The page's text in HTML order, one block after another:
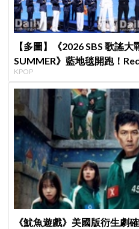
【多圖】《2026 SBS 歌謠大
SUMMER》藍地毯開跑！
Velvet、Stray Kids、ATEEZ
等愛豆登場
KPOP
《魷魚遊戲》美國版衍生劇